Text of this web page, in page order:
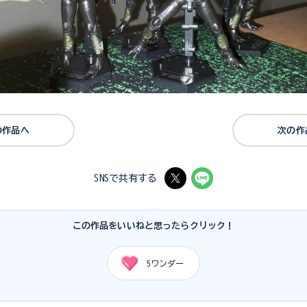
作品へ 次の作
SNSで共有する
この作品をいいねと思ったらクリック！
5 ワンダー